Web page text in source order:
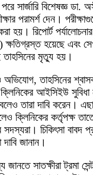
সার্জারি বিশেষজ্ঞ ডা.
পরামর্শ দেন।
হয়। রিপোর্ট
হয়েছে এবং
মৃত্যু হয়।
তাহসিনের
আইসিইউ
তারা দাবি করেন।
ক্লিনিকের কর্তৃপক্ষ
চিকিৎসা বাবদ
জানান।
সাতক্ষীরা ট্রমা